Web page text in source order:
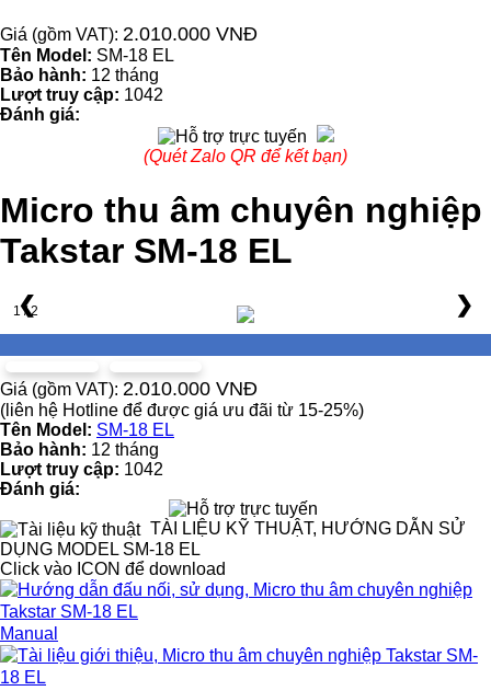
Giá (gồm VAT): 2.010.000 VNĐ
Tên Model: SM-18 EL
Bảo hành: 12 tháng
Lượt truy cập: 1042
Đánh giá:
(Quét Zalo QR để kết bạn)
Micro thu âm chuyên nghiệp
Takstar SM-18 EL
1 / 2
❮ ❯
Giá (gồm VAT): 2.010.000 VNĐ
(liên hệ Hotline để được giá ưu đãi từ 15-25%)
Tên Model: SM-18 EL
Bảo hành: 12 tháng
Lượt truy cập: 1042
Đánh giá:
TÀI LIỆU KỸ THUẬT, HƯỚNG DẪN SỬ
DỤNG MODEL SM-18 EL
Click vào ICON để download
Manual